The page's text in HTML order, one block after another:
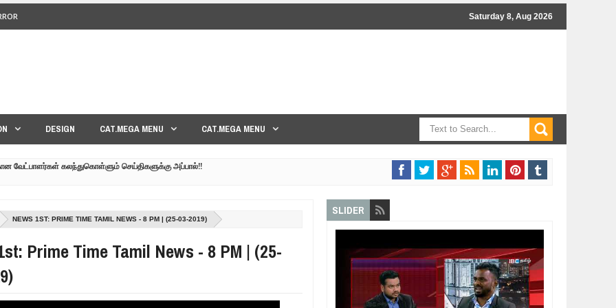
Saturday 8, Aug 2026
DESIGN CAT.MEGA MENU CAT.MEGA MENU
வேட்பாளர்கள் கலந்துகொள்ளும் செய்திகளுக்கு அப்பால்!!
அமீர் | 6TH APRIL AGNI PAARVAI DIRECTOR AMEER
நடந்தது என்ன??| GENEVA LIVE PART-02
| GENEVA LIVE PART-03 | SRI LANKA
NEWS 1ST: PRIME TIME TAMIL NEWS - 8 PM | (25-03-2019)
Prime Time Tamil News - 8 PM | (25-
SLIDER